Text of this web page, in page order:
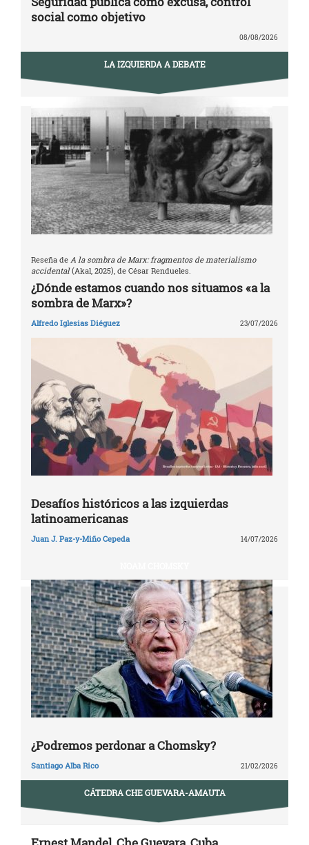
social como objetivo
08/08/2026
LA IZQUIERDA A DEBATE
Reseña de A la sombra de Marx: fragmentos de materialismo
accidental(Akal, 2025), de César Rendueles.
¿Dónde estamos cuando nos situamos «a la
sombra de Marx»?
Alfredo Iglesias Diéguez 23/07/2026
Desafíos históricos a las izquierdas
latinoamericanas
Juan J. Paz-y-Miño Cepeda 14/07/2026
¿Podremos perdonar a Chomsky?
Santiago Alba Rico 21/02/2026
CÁTEDRA CHE GUEVARA-AMAUTA